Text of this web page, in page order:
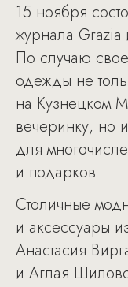
15 ноября
журнала
По случаю
одежды не
на Кузнецком
вечеринку, но
для
и подарков.
Столичные
и аксессуары
Анастасия
и Аглая